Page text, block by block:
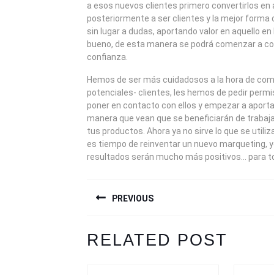
a esos nuevos clientes primero convertirlos en
posteriormente a ser clientes y la mejor forma
sin lugar a dudas, aportando valor en aquello
bueno, de esta manera se podrá comenzar a
confianza.
Hemos de ser más cuidadosos a la hora de
potenciales- clientes, les hemos de pedir
poner en contacto con ellos y empezar a
manera que vean que se beneficiarán de
tus productos. Ahora ya no sirve lo que se
es tiempo de reinventar un nuevo marqueting,
resultados serán mucho más positivos… para
DE
ENTRADAS
PREVIOUS
post:
RELATED POST